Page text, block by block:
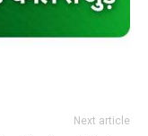
Next article